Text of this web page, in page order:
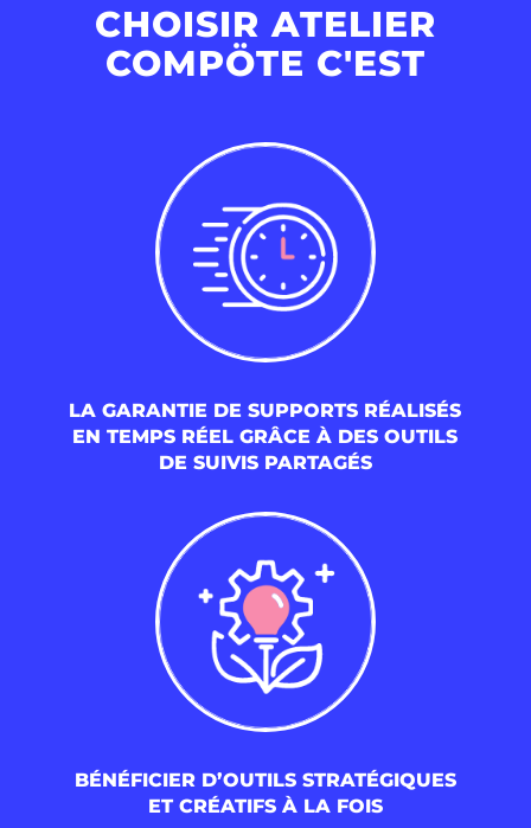
CHOISIR ATELIER
COMPÖTE C'EST
LA GARANTIE DE SUPPORTS RÉALISÉS
EN TEMPS RÉEL GRÂCE À DES OUTILS
DE SUIVIS PARTAGÉS
BÉNÉFICIER D’OUTILS STRATÉGIQUES
ET CRÉATIFS À LA FOIS